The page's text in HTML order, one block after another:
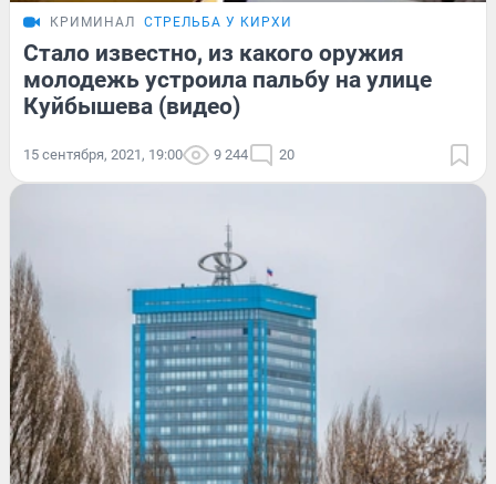
КРИМИНАЛ СТРЕЛЬБА У КИРХИ
Стало известно, из какого оружия
молодежь устроила пальбу на улице
Куйбышева (видео)
15 сентября, 2021, 19:00 9 244 20